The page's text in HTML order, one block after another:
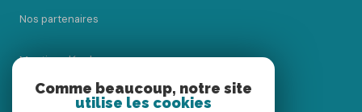
Nos partenaires
Mentions légales
Comme beaucoup, notre site
utilise les cookies